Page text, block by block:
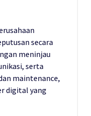
secara
meninjau
serta
maintenance,
digital yang